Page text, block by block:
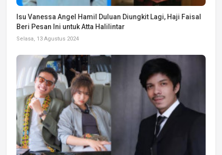
Isu Vanessa Angel Hamil Duluan Diungkit Lagi, Haji Faisal
Beri Pesan Ini untuk Atta Halilintar
Selasa, 13 Agustus 2024